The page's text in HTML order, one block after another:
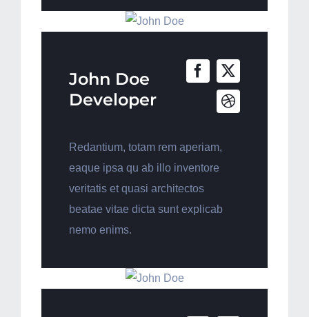
John Doe
Developer
Redantium, totam rem aperiam,
eaque ipsa qu ab illo inventore
veritatis et quasi architectos
beatae vitae dicta sunt explicab
nemo enims.